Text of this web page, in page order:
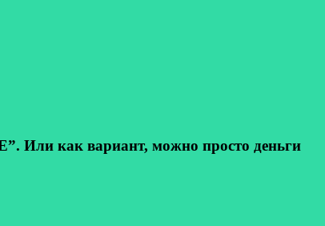
Или как вариант, можно просто деньги